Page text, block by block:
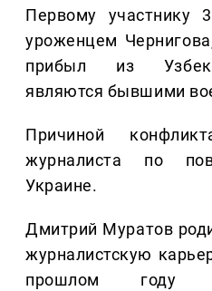
Первому участнику
уроженцем
прибыл из
являются бывшими
Причиной
журналиста по
Украине.
Дмитрий Муратов
журналистскую
прошлом году